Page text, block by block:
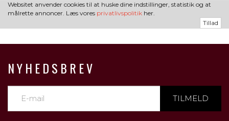
Websitet anvender cookies til at huske dine indstillinger, statistik og at
målrette annoncer. Læs vores privatlivspolitik her.
Tillad
NYHEDSBREV
TILMELD